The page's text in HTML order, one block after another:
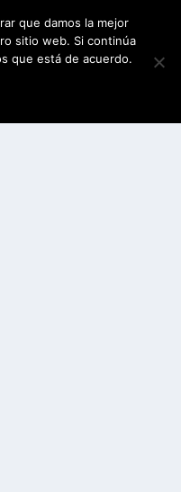
que damos la mejor
sitio web. Si continúa
que está de acuerdo.